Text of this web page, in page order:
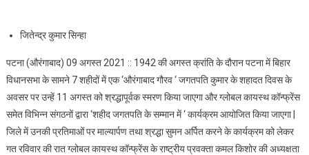
जितेन्द्र कुमार सिन्हा
पटना (औरंगाबाद) 09 अगस्त 2021 :: 1942 की अगस्त क्रांति के दौरान पटना में बिहार
विधानसभा के सामने 7 शहीदों में एक ‘औरंगाबाद गौरव ‘ जगतपति कुमार के शहादत दिवस के
अवसर पर उन्हें 11 अगस्त को श्रद्धापूर्वक स्मरण किया जाएगा और ग्लोबल कायस्थ कॉन्फ्रेंस
समेत विभिन्न संगठनों द्वारा ‘शहीद जगतपति के सम्मान में ‘ कार्यक्रम आयोजित किया जाएगा |
जिले में उनकी प्रतिमाओं पर माल्यार्पण तथा श्रद्धा सुमन अर्पित करने के कार्यक्रम को लेकर
गत रविवार की रात ग्लोबल कायस्थ कॉन्फ्रेंस के राष्ट्रीय प्रवक्ता कमल किशोर की अध्यक्षता